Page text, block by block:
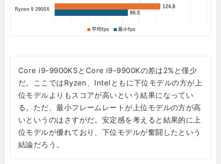
Core i9-9900KSとCore i9-9900Kの差は2%と僅少
だ。ここではRyzen、Intelともに下位モデルの方が上
位モデルよりもスコアが高いという結果になってい
る。ただ、最小フレームレートが上位モデルの方が高
いというのはさすがだ。安定感を考えると結果的に上
位モデルが優れており、下位モデルが奮闘したという
結論だろう。